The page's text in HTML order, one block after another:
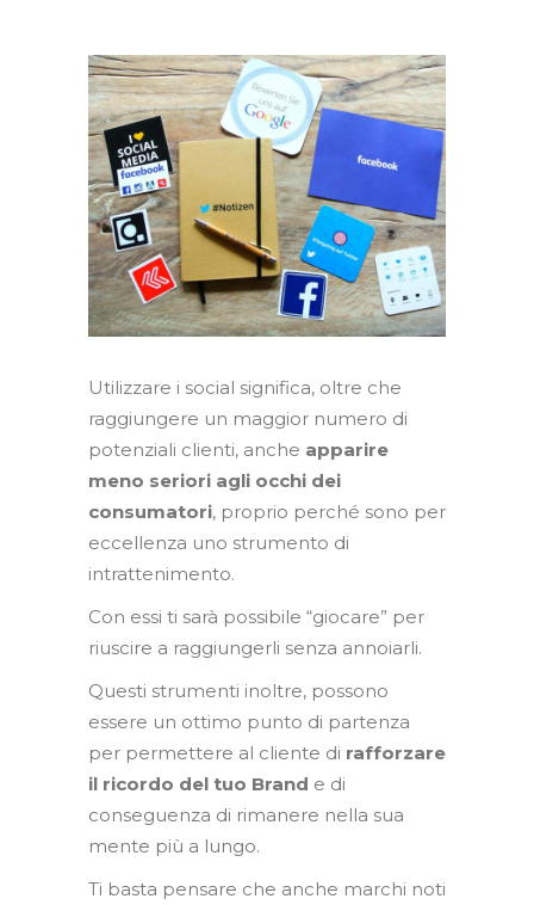
Utilizzare i social significa, oltre che
raggiungere un maggior numero di
potenziali clienti, anche apparire
meno seriori agli occhi dei
consumatori, proprio perché sono per
eccellenza uno strumento di
intrattenimento.
Con essi ti sarà possibile “giocare” per
riuscire a raggiungerli senza annoiarli.
Questi strumenti inoltre, possono
essere un ottimo punto di partenza
per permettere al cliente di rafforzare
il ricordo del tuo Brand e di
conseguenza di rimanere nella sua
mente più a lungo.
Ti basta pensare che anche marchi noti